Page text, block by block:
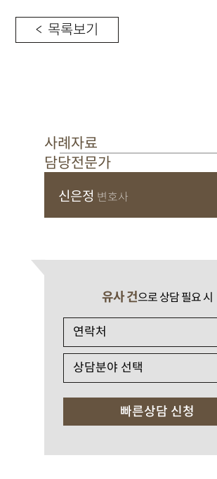
< 목록보기
사례자료
담당전문가
신은정 변호사
유사 건으로 상담 필요 시